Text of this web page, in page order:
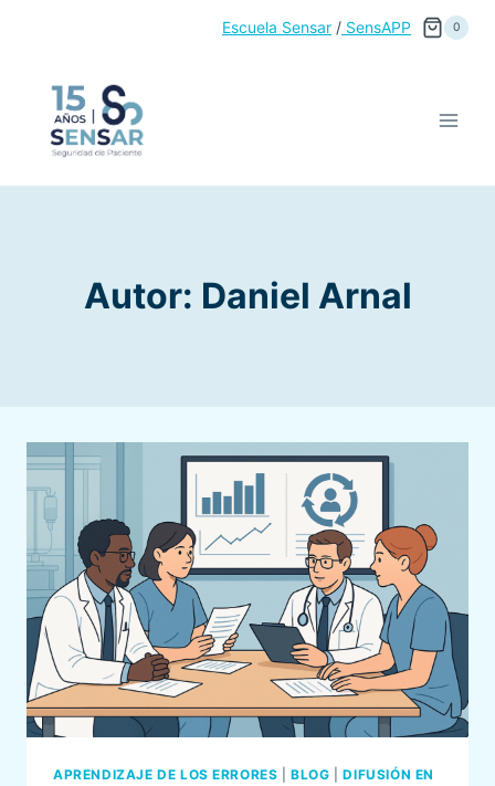
Escuela Sensar/SensAPP 0
Autor: Daniel Arnal
APRENDIZAJE DE LOS ERRORES |BLOG |DIFUSIÓN EN